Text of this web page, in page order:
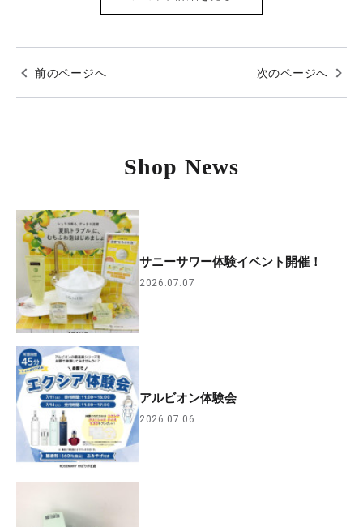
前のページへ 次のページへ
Shop News
サニーサワー体験イベント開催！
2026.07.07
アルビオン体験会
2026.07.06